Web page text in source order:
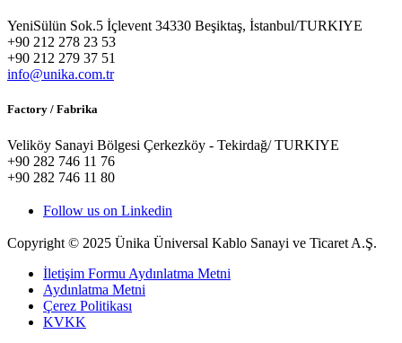
YeniSülün Sok.5 İçlevent 34330 Beşiktaş, İstanbul/TURKIYE
+90 212 278 23 53
+90 212 279 37 51
info@unika.com.tr
Factory / Fabrika
Veliköy Sanayi Bölgesi Çerkezköy - Tekirdağ/ TURKIYE
+90 282 746 11 76
+90 282 746 11 80
Follow us on Linkedin
Copyright © 2025 Ünika Üniversal Kablo Sanayi ve Ticaret A.Ş.
İletişim Formu Aydınlatma Metni
Aydınlatma Metni
Çerez Politikası
KVKK